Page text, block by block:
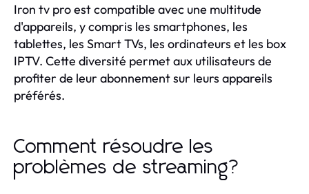
Iron tv pro est compatible avec une multitude
d'appareils, y compris les smartphones, les
tablettes, les Smart TVs, les ordinateurs et les box
IPTV. Cette diversité permet aux utilisateurs de
profiter de leur abonnement sur leurs appareils
préférés.
Comment résoudre les
problèmes de streaming?